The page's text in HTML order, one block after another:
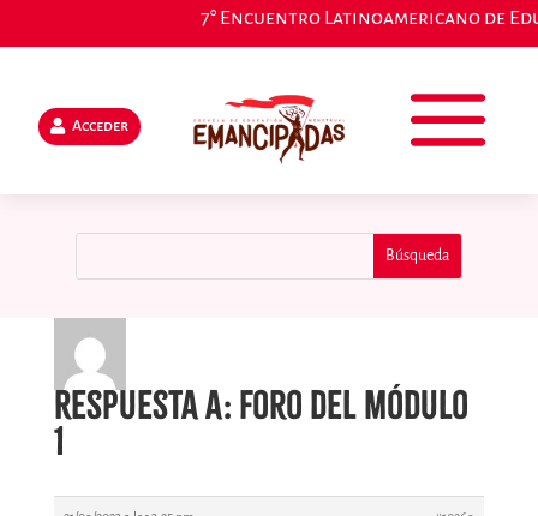
7° Encuentro Latinoamericano de
Acceder
Respuesta a: Foro del módulo
1